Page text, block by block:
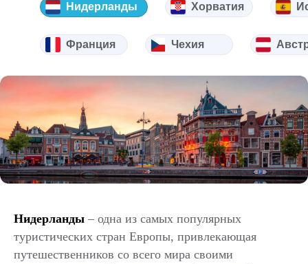
Чехия
Нидерланды Хорватия
Франция
Нидерланды – одна из самых популярных
туристических стран Европы, привлекающая
путешественников со всего мира своими